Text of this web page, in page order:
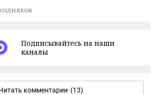
Подписывайтесь на наши
каналы
комментарии (13)